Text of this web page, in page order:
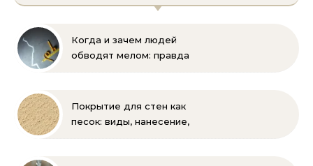
Когда и зачем людей
обводят мелом: правда
Покрытие для стен как
песок: виды, нанесение,